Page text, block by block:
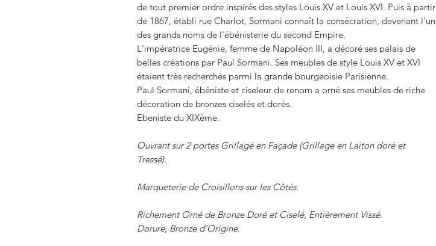
de tout premier ordre inspirés des styles Louis XV et Louis XVI. Puis à partir
de 1867, établi rue Charlot, Sormani connaît la consécration, devenant l'un
des grands noms de l'ébénisterie du second Empire.
L'impératrice Eugénie, femme de Napoléon III, a décoré ses palais de
belles créations par Paul Sormani. Ses meubles de style Louis XV et XVI
étaient très recherchés parmi la grande bourgeoisie Parisienne.
Paul Sormani, ébéniste et ciseleur de renom a orné ses meubles de riche
décoration de bronzes ciselés et dorés.
Ebeniste du XIXème.
Ouvrant sur 2 portes Grillagé en Façade (Grillage en Laiton doré et
Tressé).
Marqueterie de Croisillons sur les Côtés.
Richement Orné de Bronze Doré et Ciselé, Entièrement Vissé.
Dorure, Bronze d'Origine.